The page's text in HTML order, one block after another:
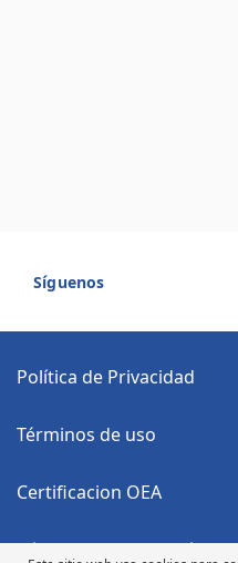
Síguenos
Política de Privacidad
Términos de uso
Certificacion OEA
Código Anticorrupción